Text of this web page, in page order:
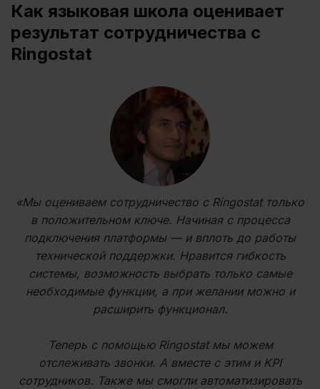
Как языковая школа оценивает
результат сотрудничества c
Ringostat
«Мы оцениваем сотрудничество с Ringostat только
в положительном ключе. Начиная с процесса
подключения платформы — и вплоть до работы
технической поддержки. Нравится гибкость
системы, возможность выбрать только самые
необходимые функции, а при желании можно и
расширить функционал.
Теперь с помощью Ringostat мы можем
отслеживать звонки. А вместе с этим и KPI
сотрудников. Также мы смогли автоматизировать